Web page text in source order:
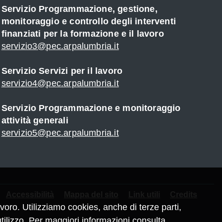
Servizio Programmazione, gestione,
monitoraggio e controllo degli interventi
finanziati per la formazione e il lavoro
servizio3@pec.arpalumbria.it
Servizio Servizi per il lavoro
servizio4@pec.arpalumbria.it
Servizio Programmazione e monitoraggio
attività generali
servizio5@pec.arpalumbria.it
Utilizziamo cookies, anche di terze parti,